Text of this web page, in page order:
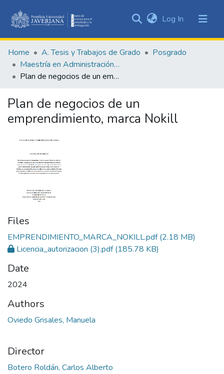
&
Collections
All of DSpace
Statistics
Log In (current)
Home A. Tesis y Trabajos de Grado
Posgrado
Maestría en Administración de Empresas
Plan de negocios de un emprendimiento, marca Nokill
Plan de negocios de un
emprendimiento, marca Nokill
Files
EMPRENDIMIENTO_MARCA_NOKILL.pdf(2.18 MB)
Licencia_autorizacion (3).pdf(185.78 KB)
Date
2024
Authors
Oviedo Grisales, Manuela
Director
Botero Roldán, Carlos Alberto